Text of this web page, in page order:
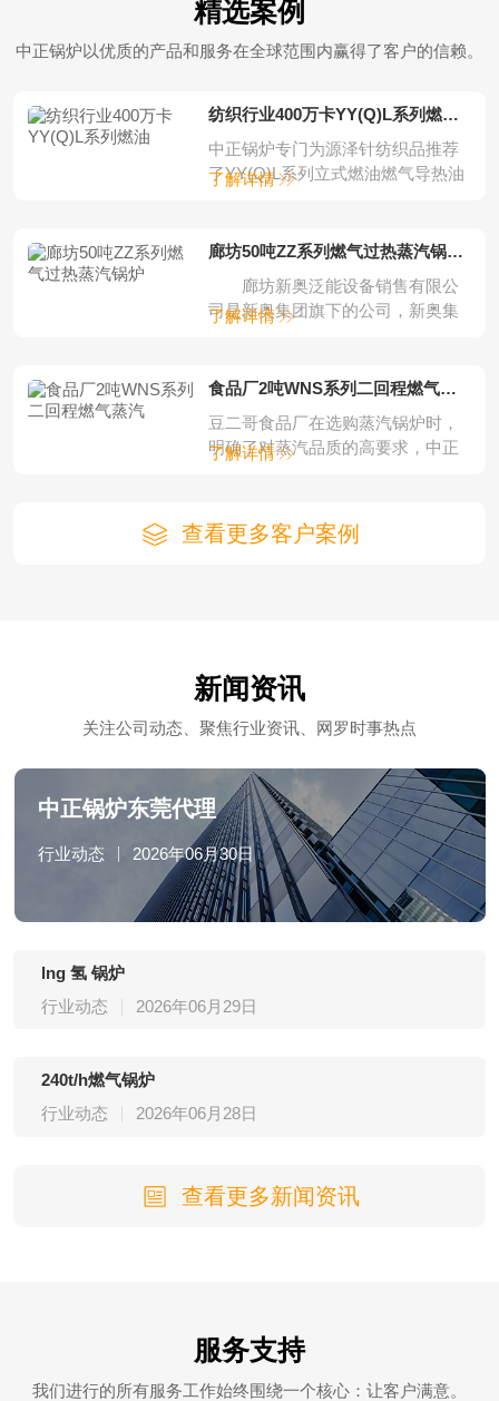
精选案例
中正锅炉以优质的产品和服务在全球范围内赢得了客户的信赖。
纺织行业400万卡YY(Q)L系列燃油燃气立
中正锅炉专门为源泽针纺织品推荐
了YY(Q)L系列立式燃油燃气导热油
了解详情
廊坊50吨ZZ系列燃气过热蒸汽锅炉项目
廊坊新奥泛能设备销售有限公
司是新奥集团旗下的公司，新奥集
了解详情
食品厂2吨WNS系列二回程燃气蒸汽锅炉
豆二哥食品厂在选购蒸汽锅炉时，
明确了对蒸汽品质的高要求，中正
了解详情
查看更多客户案例
新闻资讯
关注公司动态、聚焦行业资讯、网罗时事热点
中正锅炉东莞代理
行业动态 2026年06月30日
lng 氢 锅炉
行业动态
2026年06月29日
240t/h燃气锅炉
行业动态
2026年06月28日
查看更多新闻资讯
服务支持
我们进行的所有服务工作始终围绕一个核心：让客户满意。